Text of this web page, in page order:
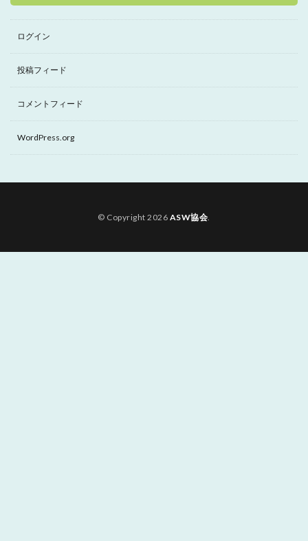
ログイン
投稿フィード
コメントフィード
WordPress.org
© Copyright 2026 ASW協会